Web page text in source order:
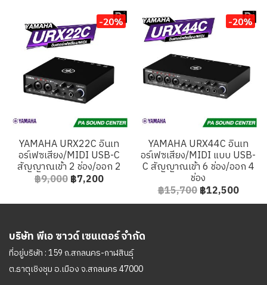
-20%
YAMAHA URX22C อินเท
อร์เฟซเสียง/MIDI USB-C
สัญญาณเข้า 2 ช่อง/ออก 2
฿9,000 ฿7,200
-20%
YAMAHA URX44C อินเท
อร์เฟซเสียง/MIDI แบบ USB-
C สัญญาณเข้า 6 ช่อง/ออก 4
ช่อง
฿15,700 ฿12,500
บริษัท พีเอ ซาวด์ เซนเตอร์ จำกัด
ที่อยู่บริษัท : 159 ถ.สกลนคร-กาฬสินธุ์
ต.ธาตุเชิงชุม อ.เมือง จ.สกลนคร 47000